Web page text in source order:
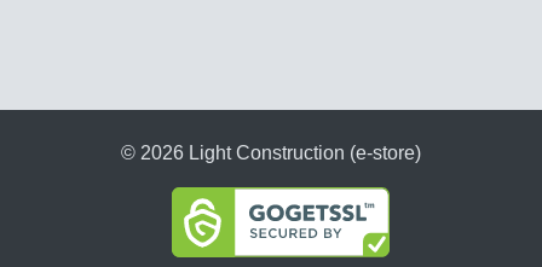
© 2026 Light Construction (e-store)